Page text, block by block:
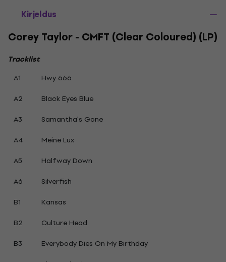
Kirjeldus
Corey Taylor - CMFT (Clear Coloured) (LP)
Tracklist
A1
Hwy 666
A2
Black Eyes Blue
A3
Samantha's Gone
A4
Meine Lux
A5
Halfway Down
A6
Silverfish
B1
Kansas
B2
Culture Head
B3
Everybody Dies On My Birthday